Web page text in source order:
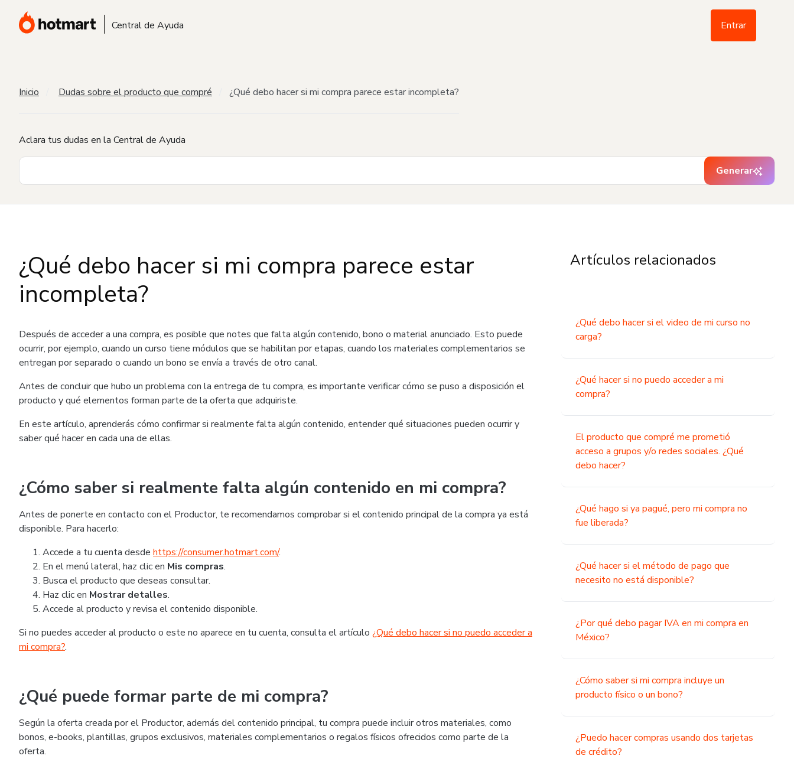
Central de Ayuda Entrar
Inicio Dudas sobre el producto que compré ¿Qué debo hacer si mi compra parece estar incompleta?
Aclara tus dudas en la Central de Ayuda
Generar
¿Qué debo hacer si mi compra parece estar
incompleta?
Después de acceder a una compra, es posible que notes que falta algún contenido, bono o material anunciado. Esto puede
ocurrir, por ejemplo, cuando un curso tiene módulos que se habilitan por etapas, cuando los materiales complementarios se
entregan por separado o cuando un bono se envía a través de otro canal.
Antes de concluir que hubo un problema con la entrega de tu compra, es importante verificar cómo se puso a disposición el
producto y qué elementos forman parte de la oferta que adquiriste.
En este artículo, aprenderás cómo confirmar si realmente falta algún contenido, entender qué situaciones pueden ocurrir y
saber qué hacer en cada una de ellas.
¿Cómo saber si realmente falta algún contenido en mi compra?
Antes de ponerte en contacto con el Productor, te recomendamos comprobar si el contenido principal de la compra ya está
disponible. Para hacerlo:
Accede a tu cuenta desde https://consumer.hotmart.com/.
En el menú lateral, haz clic en Mis compras.
Busca el producto que deseas consultar.
Haz clic en Mostrar detalles.
Accede al producto y revisa el contenido disponible.
Si no puedes acceder al producto o este no aparece en tu cuenta, consulta el artículo ¿Qué debo hacer si no puedo acceder a
mi compra?.
¿Qué puede formar parte de mi compra?
Según la oferta creada por el Productor, además del contenido principal, tu compra puede incluir otros materiales, como
bonos, e-books, plantillas, grupos exclusivos, materiales complementarios o regalos físicos ofrecidos como parte de la
oferta.
Artículos relacionados
¿Qué debo hacer si el video de mi curso no
carga?
¿Qué hacer si no puedo acceder a mi
compra?
El producto que compré me prometió
acceso a grupos y/o redes sociales. ¿Qué
debo hacer?
¿Qué hago si ya pagué, pero mi compra no
fue liberada?
¿Qué hacer si el método de pago que
necesito no está disponible?
¿Por qué debo pagar IVA en mi compra en
México?
¿Cómo saber si mi compra incluye un
producto físico o un bono?
¿Puedo hacer compras usando dos tarjetas
de crédito?